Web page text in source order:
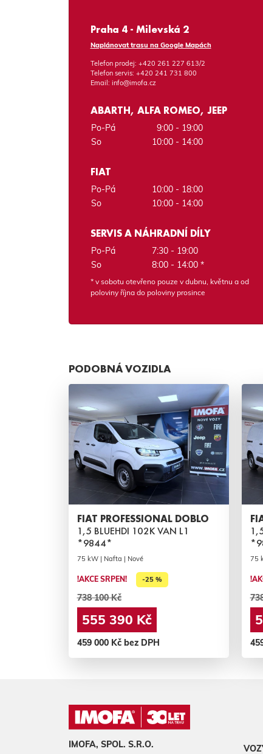
Praha 4 - Milevská 2
Naplánovat trasu na Google Mapách
Telefon prodej: +420 261 227 613/2
Telefon servis: +420 241 731 800
Email: info@imofa.cz
ABARTH, ALFA ROMEO, JEEP
Po-Pá
9:00 - 19:00
So
10:00 - 14:00
FIAT
Po-Pá
10:00 - 18:00
So
10:00 - 14:00
SERVIS A NÁHRADNÍ DÍLY
Po-Pá
7:30 - 19:00
So
8:00 - 14:00 *
* v sobotu otevřeno pouze v dubnu, květnu a od
poloviny října do poloviny prosince
PODOBNÁ VOZIDLA
FIAT PROFESSIONAL DOBLO
1,5 BLUEHDI 102K VAN L1
*9844*
75 kW | Nafta | Nové
!AKCE SRPEN! -25 %
738 100 Kč
555 390 Kč
459 000 Kč bez DPH
75
IMOFA, SPOL. S.R.O.